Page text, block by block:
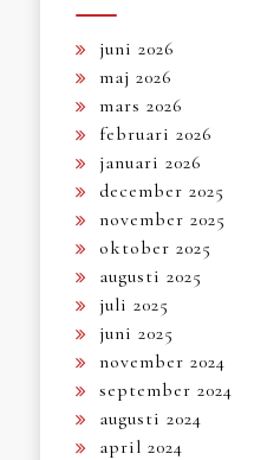
juni 2026
maj 2026
mars 2026
februari 2026
januari 2026
december 2025
november 2025
oktober 2025
augusti 2025
juli 2025
juni 2025
november 2024
september 2024
augusti 2024
april 2024